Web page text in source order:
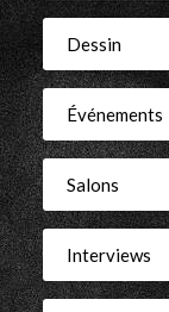
Dessin
Événements
Salons
Interviews